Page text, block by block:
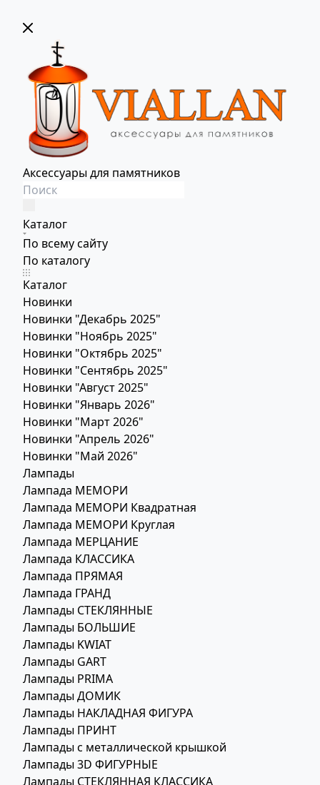
Аксессуары для памятников
Каталог
По всему сайту
По каталогу
Каталог
Новинки
Новинки "Декабрь 2025"
Новинки "Ноябрь 2025"
Новинки "Октябрь 2025"
Новинки "Сентябрь 2025"
Новинки "Август 2025"
Новинки "Январь 2026"
Новинки "Март 2026"
Новинки "Апрель 2026"
Новинки "Май 2026"
Лампады
Лампада МЕМОРИ
Лампада МЕМОРИ Квадратная
Лампада МЕМОРИ Круглая
Лампада МЕРЦАНИЕ
Лампада КЛАССИКА
Лампада ПРЯМАЯ
Лампада ГРАНД
Лампады СТЕКЛЯННЫЕ
Лампады БОЛЬШИЕ
Лампады KWIAT
Лампады GART
Лампады PRIMA
Лампады ДОМИК
Лампады НАКЛАДНАЯ ФИГУРА
Лампады ПРИНТ
Лампады с металлической крышкой
Лампады 3D ФИГУРНЫЕ
Лампады СТЕКЛЯННАЯ КЛАССИКА